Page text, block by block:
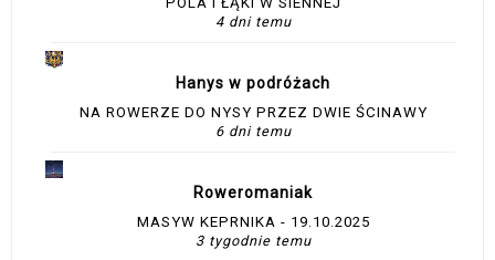
4 dni temu
Hanys w podróżach
NA ROWERZE DO NYSY PRZEZ DWIE ŚCINAWY
6 dni temu
Roweromaniak
MASYW KEPRNIKA - 19.10.2025
3 tygodnie temu